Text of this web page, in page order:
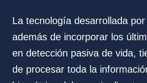
La tecnología desarrollada
además de incorporar los
en detección pasiva de vida,
de procesar toda la